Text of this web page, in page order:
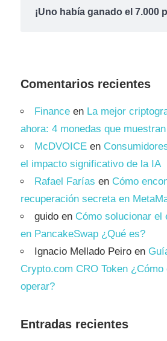
¡Uno había ganado el 7.000
Comentarios recientes
Finance en La mejor
ahora: 4 monedas que
McDVOICE en
el impacto significativo de la IA
Rafael Farías en Cómo
recuperación secreta en
guido en Cómo solucionar el
en PancakeSwap ¿Qué es?
Ignacio Mellado Peiro en
Crypto.com CRO Token
operar?
Entradas recientes